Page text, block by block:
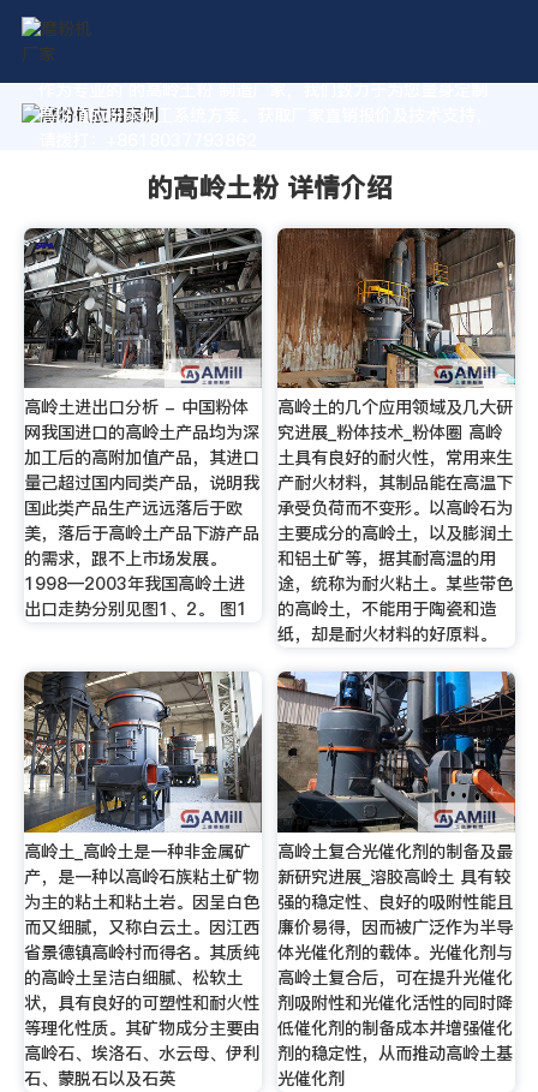
作为专业的 的高岭土粉 制造厂家，我们致力于为您量身定制
高价值的粉体加工系统方案。获取厂家直销报价及技术支持，
的高岭土粉 详情介绍
高岭土进出口分析 - 中国粉体
网我国进口的高岭土产品均为深
加工后的高附加值产品，其进口
量己超过国内同类产品，说明我
国此类产品生产远远落后于欧
美，落后于高岭土产品下游产品
的需求，跟不上市场发展。
1998—2003年我国高岭土进
出口走势分别见图1、2。 图1
高岭土的几个应用领域及几大研
究进展_粉体技术_粉体圈 高岭
土具有良好的耐火性，常用来生
产耐火材料，其制品能在高温下
承受负荷而不变形。以高岭石为
主要成分的高岭土，以及膨润土
和铝土矿等，据其耐高温的用
途，统称为耐火粘土。某些带色
的高岭土，不能用于陶瓷和造
纸，却是耐火材料的好原料。
高岭土_高岭土是一种非金属矿
产，是一种以高岭石族粘土矿物
为主的粘土和粘土岩。因呈白色
而又细腻，又称白云土。因江西
省景德镇高岭村而得名。其质纯
的高岭土呈洁白细腻、松软土
状，具有良好的可塑性和耐火性
等理化性质。其矿物成分主要由
高岭石、埃洛石、水云母、伊利
石、蒙脱石以及石英
高岭土复合光催化剂的制备及最
新研究进展_溶胶高岭土 具有较
强的稳定性、良好的吸附性能且
廉价易得，因而被广泛作为半导
体光催化剂的载体。光催化剂与
高岭土复合后，可在提升光催化
剂吸附性和光催化活性的同时降
低催化剂的制备成本并增强催化
剂的稳定性，从而推动高岭土基
光催化剂